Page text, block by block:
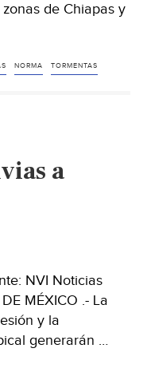
de Chiapas y
NORMA TORMENTAS
a
NVI Noticias
MÉXICO .- La
y la
generarán …